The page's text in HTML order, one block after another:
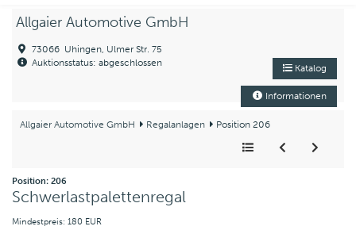
Allgaier Automotive GmbH
73066 Uhingen, Ulmer Str. 75
Auktionsstatus: abgeschlossen
Katalog
Informationen
Allgaier Automotive GmbH Regalanlagen Position 206
Position: 206
Schwerlastpalettenregal
Mindestpreis: 180 EUR